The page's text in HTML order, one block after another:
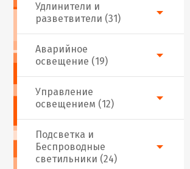
Аварийное
освещение (19)
Подсветка и
Беспроводные
светильники (24)
Удлинители и
разветвители (31)
Управление
освещением (12)